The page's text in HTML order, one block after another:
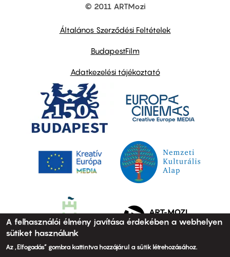
© 2011 ARTMozi
Általános Szerződési Feltételek
BudapestFilm
Adatkezelési tájékoztató
A felhasználói élmény javítása érdekében a webhelyen
sütiket használunk
Az „Elfogadás” gombra kattintva hozzájárul a sütik létrehozásához.